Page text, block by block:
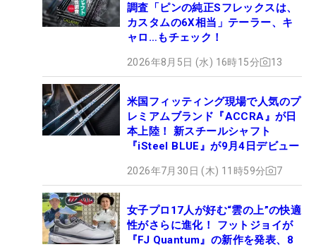
調査「ピンの純正Sフレックスは、
カスタムの6X相当」テーラー、キ
ャロ…もチェック！
2026年8月5日 (水) 16時15分 13
米国フィッティング現場で人気のプ
レミアムブランド『ACCRA』が日
本上陸！ 新スチールシャフト
『iSteel BLUE』が9月4日デビュー
2026年7月30日 (木) 11時59分 7
女子プロ17人が好む“雲の上”の快適
性がさらに進化！ フットジョイが
『FJ Quantum』の新作を発表、8